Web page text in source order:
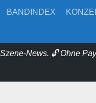
BANDINDEX
News. 🔓 Ohne